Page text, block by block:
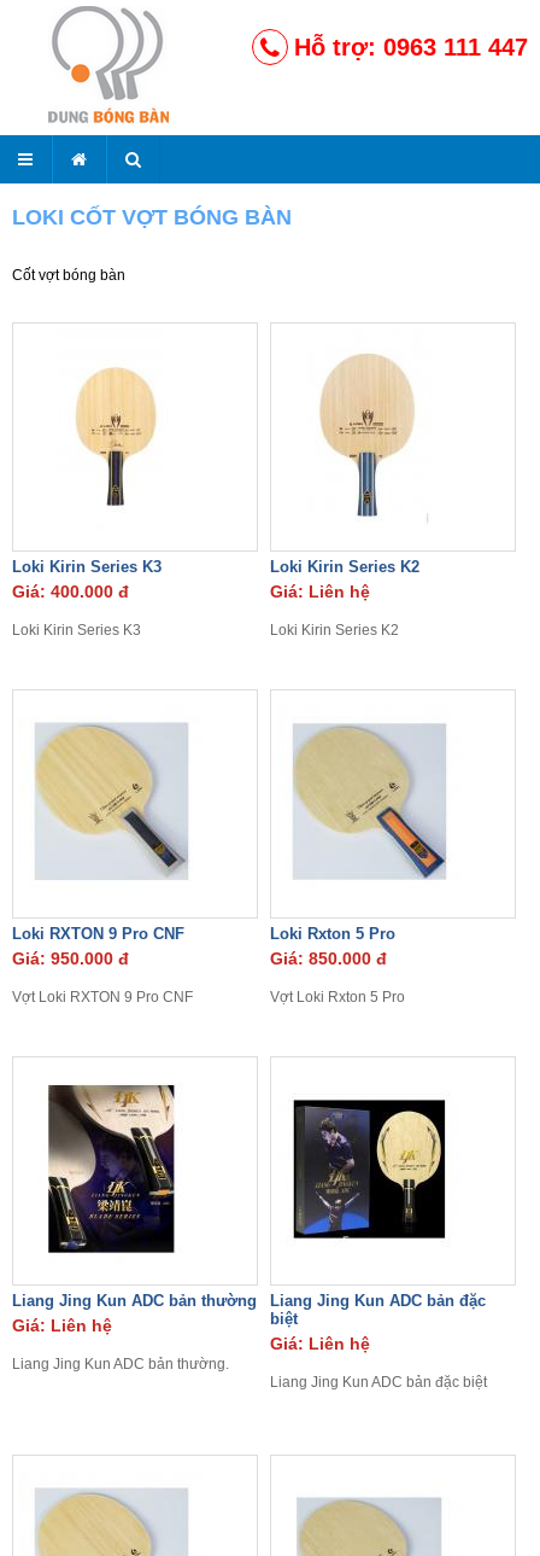
Hỗ trợ: 0963 111 447
LOKI CỐT VỢT BÓNG BÀN
Cốt vợt bóng bàn
Loki Kirin Series K3
Giá: 400.000 đ
Loki Kirin Series K3
Loki Kirin Series K2
Giá: Liên hệ
Loki Kirin Series K2
Loki RXTON 9 Pro CNF
Giá: 950.000 đ
Vợt Loki RXTON 9 Pro CNF
Loki Rxton 5 Pro
Giá: 850.000 đ
Vợt Loki Rxton 5 Pro
Liang Jing Kun ADC bản thường
Giá: Liên hệ
Liang Jing Kun ADC bản thường.
Liang Jing Kun ADC bản đặc
biệt
Giá: Liên hệ
Liang Jing Kun ADC bản đặc biệt